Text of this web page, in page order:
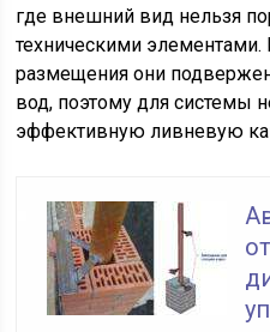
где внешний вид нельзя
техническими
размещения они
вод, поэтому для системы
эффективную ливневую